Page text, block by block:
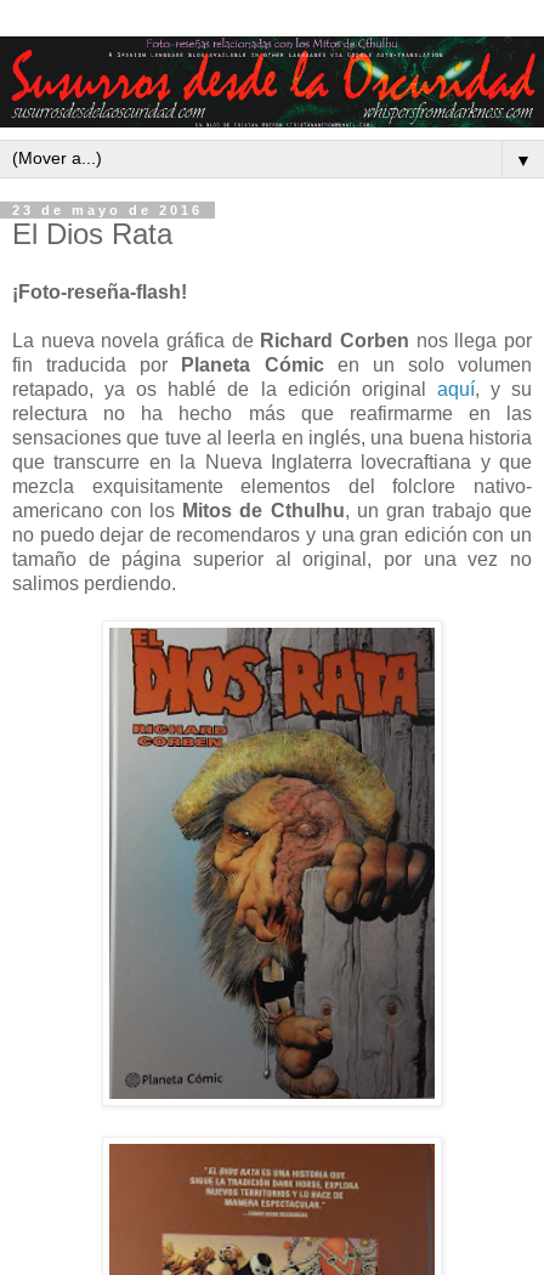
▼
23 de mayo de 2016
El Dios Rata
¡Foto-reseña-flash!
La nueva novela gráfica de Richard Corben nos llega por
fin traducida por
Planeta Cómicen un solo volumen
retapado, ya os hablé de la edición original aquí, y su
relectura no ha hecho más que reafirmarme en las
sensaciones que tuve al leerla en inglés, una buena historia
que transcurre en la Nueva Inglaterra lovecraftiana y que
mezcla exquisitamente elementos del folclore nativo-
americano con los Mitos de Cthulhu, un gran trabajo que
no puedo dejar de recomendaros y una gran edición con un
tamaño de página superior al original, por una vez no
salimos perdiendo.